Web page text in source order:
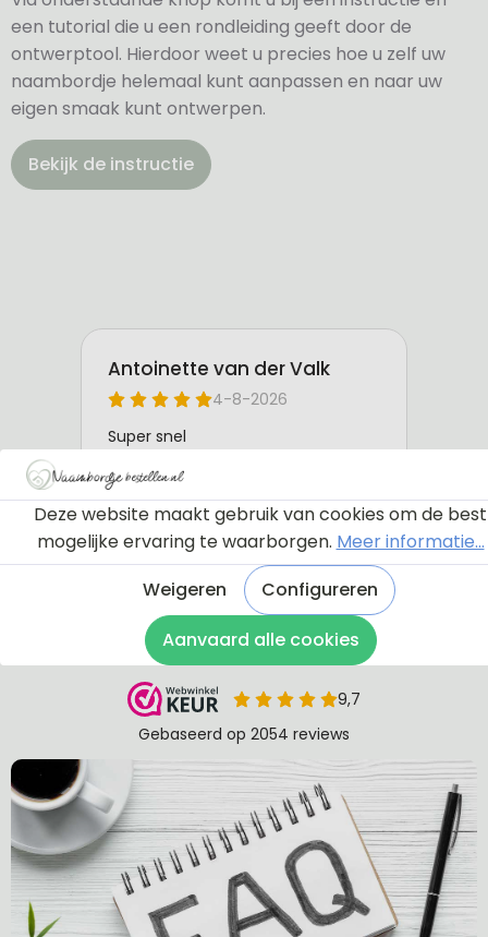
een tutorial die u een rondleiding geeft door de
ontwerptool. Hierdoor weet u precies hoe u zelf uw
naambordje helemaal kunt aanpassen en naar uw
eigen smaak kunt ontwerpen.
Bekijk de instructie
Deze website maakt gebruik van cookies om de best
mogelijke ervaring te waarborgen. Meer informatie...
Weigeren
Configureren
Aanvaard alle cookies